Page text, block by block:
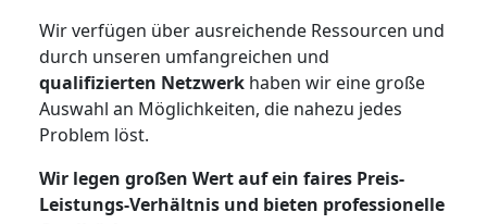
Wir verfügen über ausreichende Ressourcen und
durch unseren umfangreichen und
qualifizierten Netzwerk haben wir eine große
Auswahl an Möglichkeiten, die nahezu jedes
Problem löst.
Wir legen großen Wert auf ein faires Preis-
Leistungs-Verhältnis und bieten professionelle